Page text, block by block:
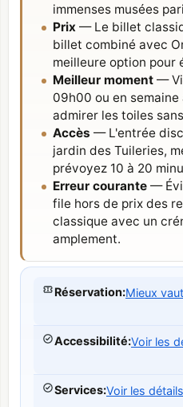
immenses musées
Prix — Le billet
billet combiné avec
meilleure option pour
Meilleur moment —
09h00 ou en
admirer les toiles
Accès — L'entrée
jardin des Tuileries,
prévoyez 10 à 20
Erreur courante —
file hors de prix des
classique avec un
amplement.
Réservation:Mieux
Accessibilité:Voir les
Services:Voir les détails